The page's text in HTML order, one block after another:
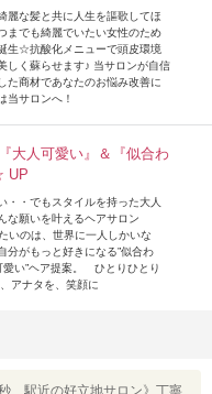
麗な髪と共に人生を謳歌してほ
までも綺麗でいたい女性のため
生☆抗酸化メニューで頭皮環境
しく蘇らせます♪ 当サロンが自信
た商材であなたのお悩み改善に
当サロンへ！
大人可愛い』＆『似合わ
UP
・・でもスタイルを持った大人
な願いを叶えるヘアサロン
いのは、世界に一人しかいな
がもっと好きになる”似合わ
愛い”ヘア提案。 ひとりひとり
アナタを、笑顔に
秒 駅近の好立地サロン》丁寧